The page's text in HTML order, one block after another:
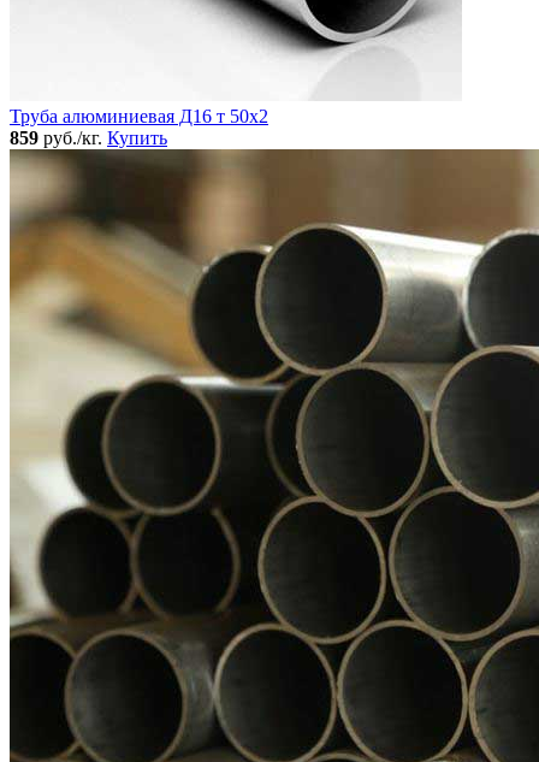
Труба алюминиевая Д16 т 50х2
859 руб./кг. Купить